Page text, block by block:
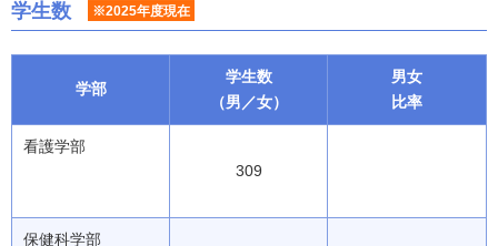
学生数 ※2025年度現在
学部
学生数
（男／女）
男女
比率
看護学部
309
保健科学部